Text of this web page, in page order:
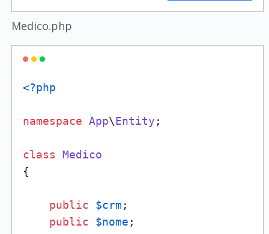
Medico.php
<?php
namespace App\Entity ;
class
Medico
{
public $crm ;
public
$nome ;